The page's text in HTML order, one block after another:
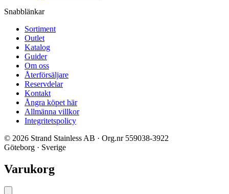
Snabblänkar
Sortiment
Outlet
Katalog
Guider
Om oss
Återförsäljare
Reservdelar
Kontakt
Ångra köpet här
Allmänna villkor
Integritetspolicy
© 2026 Strand Stainless AB · Org.nr 559038-3922
Göteborg · Sverige
Varukorg